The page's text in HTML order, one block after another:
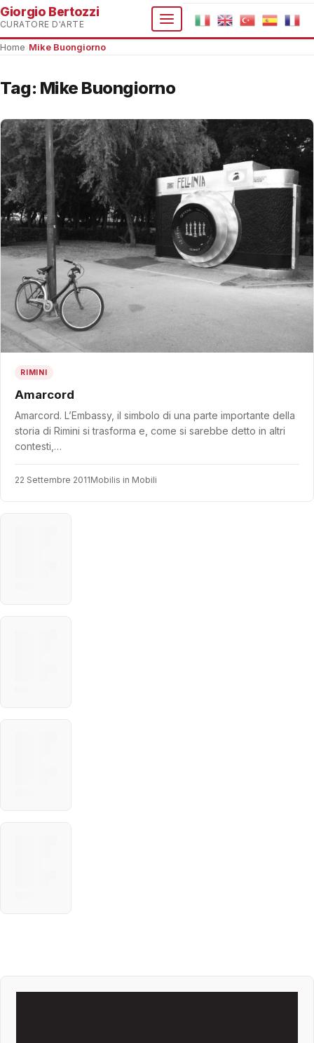
Giorgio Bertozzi
CURATORE D'ARTE
Home Mike Buongiorno
Tag: Mike Buongiorno
RIMINI
Amarcord
Amarcord. L’Embassy, il simbolo di una parte importante della
storia di Rimini si trasforma e, come si sarebbe detto in altri
contesti,…
22 Settembre 2011Mobilis in Mobili